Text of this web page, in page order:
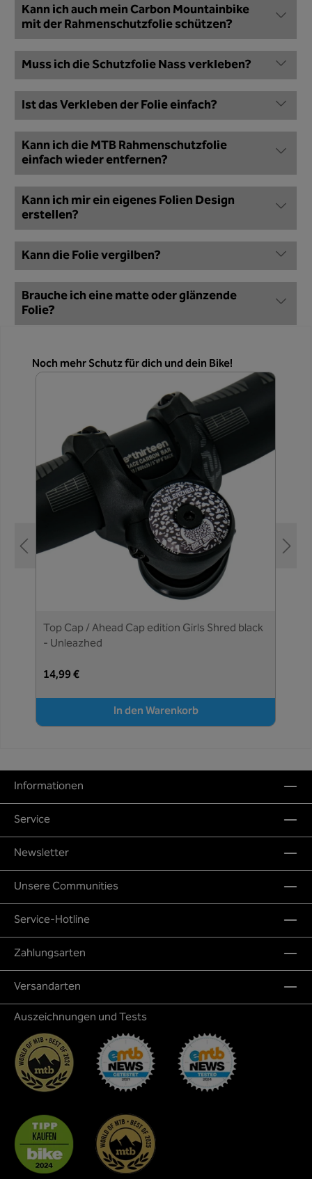
Kann ich auch mein Carbon Mountainbike
mit der Rahmenschutzfolie schützen?
Muss ich die Schutzfolie Nass verkleben?
Ist das Verkleben der Folie einfach?
Kann ich die MTB Rahmenschutzfolie
einfach wieder entfernen?
Kann ich mir ein eigenes Folien Design
erstellen?
Kann die Folie vergilben?
Brauche ich eine matte oder glänzende
Folie?
Produktgalerie überspringen
Noch mehr Schutz für dich und dein Bike!
Top Cap / Ahead Cap edition Girls Shred black
- Unleazhed
14,99 €
In den Warenkorb
Informationen
Service
Newsletter
Unsere Communities
Service-Hotline
Zahlungsarten
Versandarten
Auszeichnungen und Tests